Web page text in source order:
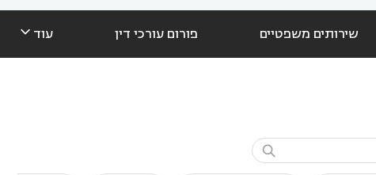
שירותים משפטיים פורום עורכי דין עוד 
